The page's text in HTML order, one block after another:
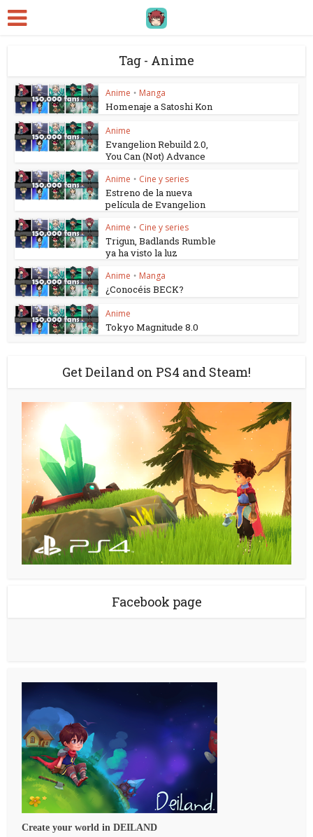
Tag - Anime
Anime • Manga
Homenaje a Satoshi Kon
Anime
Evangelion Rebuild 2.0,
You Can (Not) Advance
Anime • Cine y series
Estreno de la nueva
película de Evangelion
Anime • Cine y series
Trigun, Badlands Rumble
ya ha visto la luz
Anime • Manga
¿Conocéis BECK?
Anime
Tokyo Magnitude 8.0
Get Deiland on PS4 and Steam!
Facebook page
Create your world in DEILAND